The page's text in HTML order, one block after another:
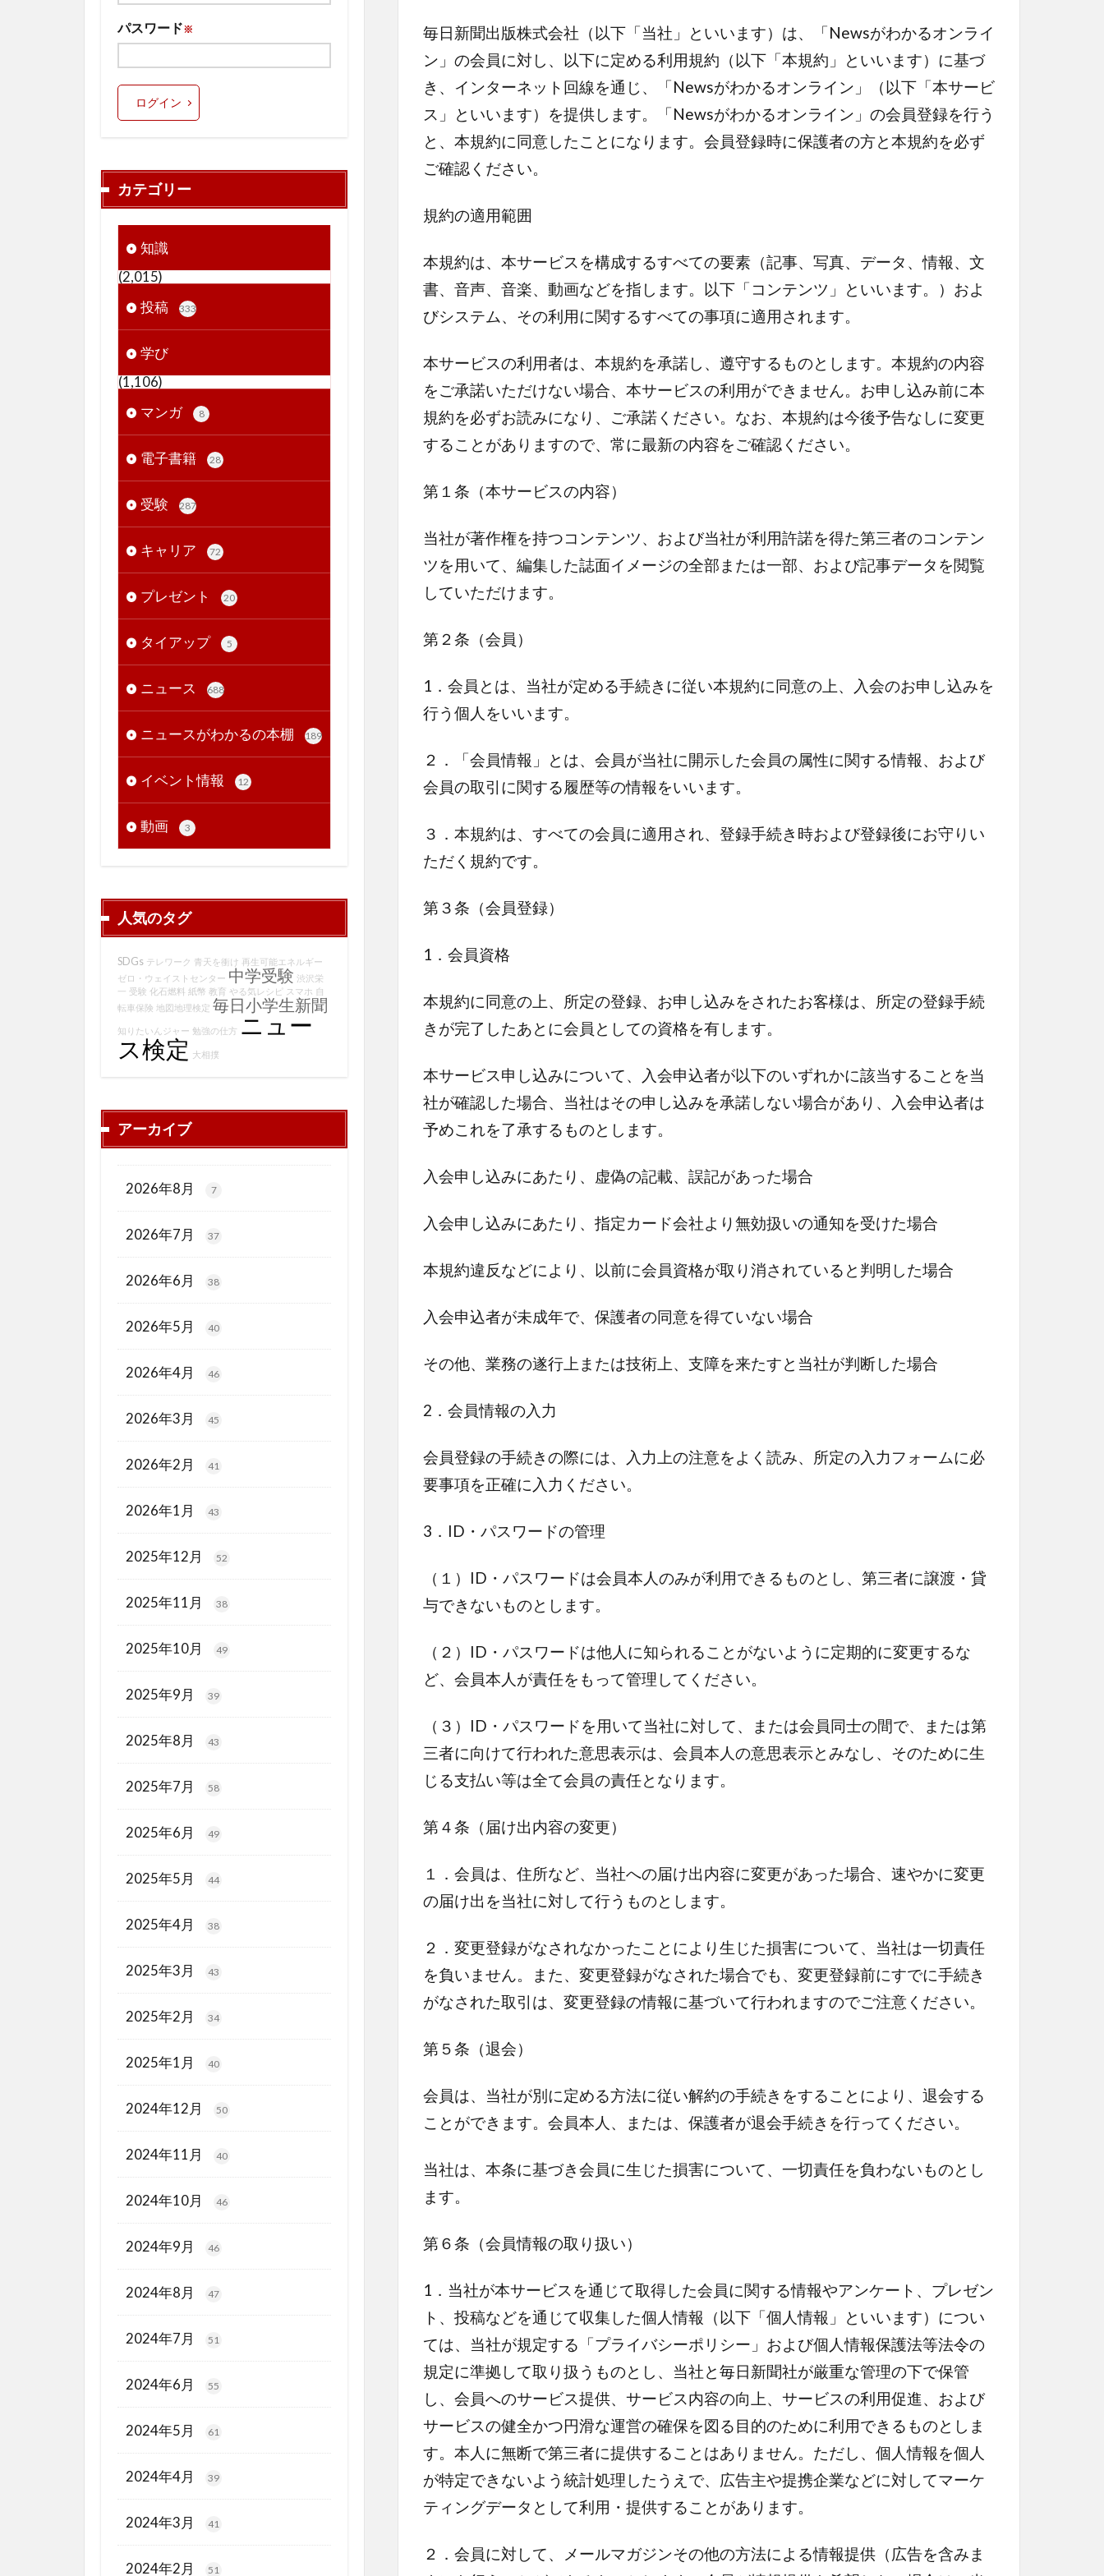
毎日新聞出版株式会社（以下「当社」といいます）は、「Newsがわかるオンライ
ン」の会員に対し、以下に定める利用規約（以下「本規約」といいます）に基づ
き、インターネット回線を通じ、「Newsがわかるオンライン」（以下「本サービ
ス」といいます）を提供します。「Newsがわかるオンライン」の会員登録を行う
と、本規約に同意したことになります。会員登録時に保護者の方と本規約を必ず
ご確認ください。
規約の適用範囲
本規約は、本サービスを構成するすべての要素（記事、写真、データ、情報、文
書、音声、音楽、動画などを指します。以下「コンテンツ」といいます。）およ
びシステム、その利用に関するすべての事項に適用されます。
本サービスの利用者は、本規約を承諾し、遵守するものとします。本規約の内容
をご承諾いただけない場合、本サービスの利用ができません。お申し込み前に本
規約を必ずお読みになり、ご承諾ください。なお、本規約は今後予告なしに変更
することがありますので、常に最新の内容をご確認ください。
第１条（本サービスの内容）
当社が著作権を持つコンテンツ、および当社が利用許諾を得た第三者のコンテン
ツを用いて、編集した誌面イメージの全部または一部、および記事データを閲覧
していただけます。
第２条（会員）
1．会員とは、当社が定める手続きに従い本規約に同意の上、入会のお申し込みを
行う個人をいいます。
２．「会員情報」とは、会員が当社に開示した会員の属性に関する情報、および
会員の取引に関する履歴等の情報をいいます。
３．本規約は、すべての会員に適用され、登録手続き時および登録後にお守りい
ただく規約です。
第３条（会員登録）
1．会員資格
本規約に同意の上、所定の登録、お申し込みをされたお客様は、所定の登録手続
きが完了したあとに会員としての資格を有します。
本サービス申し込みについて、入会申込者が以下のいずれかに該当することを当
社が確認した場合、当社はその申し込みを承諾しない場合があり、入会申込者は
予めこれを了承するものとします。
入会申し込みにあたり、虚偽の記載、誤記があった場合
入会申し込みにあたり、指定カード会社より無効扱いの通知を受けた場合
本規約違反などにより、以前に会員資格が取り消されていると判明した場合
入会申込者が未成年で、保護者の同意を得ていない場合
その他、業務の遂行上または技術上、支障を来たすと当社が判断した場合
2．会員情報の入力
会員登録の手続きの際には、入力上の注意をよく読み、所定の入力フォームに必
要事項を正確に入力ください。
3．ID・パスワードの管理
（１）ID・パスワードは会員本人のみが利用できるものとし、第三者に譲渡・貸
与できないものとします。
（２）ID・パスワードは他人に知られることがないように定期的に変更するな
ど、会員本人が責任をもって管理してください。
（３）ID・パスワードを用いて当社に対して、または会員同士の間で、または第
三者に向けて行われた意思表示は、会員本人の意思表示とみなし、そのために生
じる支払い等は全て会員の責任となります。
第４条（届け出内容の変更）
１．会員は、住所など、当社への届け出内容に変更があった場合、速やかに変更
の届け出を当社に対して行うものとします。
２．変更登録がなされなかったことにより生じた損害について、当社は一切責任
を負いません。また、変更登録がなされた場合でも、変更登録前にすでに手続き
がなされた取引は、変更登録の情報に基づいて行われますのでご注意ください。
第５条（退会）
会員は、当社が別に定める方法に従い解約の手続きをすることにより、退会する
ことができます。会員本人、または、保護者が退会手続きを行ってください。
当社は、本条に基づき会員に生じた損害について、一切責任を負わないものとし
ます。
第６条（会員情報の取り扱い）
1．当社が本サービスを通じて取得した会員に関する情報やアンケート、プレゼン
ト、投稿などを通じて収集した個人情報（以下「個人情報」といいます）につい
ては、当社が規定する「プライバシーポリシー」および個人情報保護法等法令の
規定に準拠して取り扱うものとし、当社と毎日新聞社が厳重な管理の下で保管
し、会員へのサービス提供、サービス内容の向上、サービスの利用促進、および
サービスの健全かつ円滑な運営の確保を図る目的のために利用できるものとしま
す。本人に無断で第三者に提供することはありません。ただし、個人情報を個人
が特定できないよう統計処理したうえで、広告主や提携企業などに対してマーケ
ティングデータとして利用・提供することがあります。
２．会員に対して、メールマガジンその他の方法による情報提供（広告を含みま
パスワード※
ログイン
カテゴリー
知識
(2,015)
投稿
333
学び
(1,106)
マンガ
8
電子書籍 28
受験 287
キャリア 72
プレゼント 20
タイアップ 5
ニュース 688
ニュースがわかるの本棚 189
イベント情報 12
動画 3
人気のタグ
SDGs テレワーク 青天を衝け 再生可能エネルギー
ゼロ・ウェイストセンター 中学受験 渋沢栄
一 受験 化石燃料 紙幣 教育 やる気レシピ スマホ 自
転車保険 地図地理検定 毎日小学生新聞
知りたいんジャー 勉強の仕方 ニュー
ス検定 大相撲
アーカイブ
2026年8月 7
2026年7月 37
2026年6月 38
2026年5月 40
2026年4月 46
2026年3月 45
2026年2月 41
2026年1月 43
2025年12月 52
2025年11月 38
2025年10月 49
2025年9月 39
2025年8月 43
2025年7月 58
2025年6月 49
2025年5月 44
2025年4月 38
2025年3月 43
2025年2月 34
2025年1月 40
2024年12月 50
2024年11月 40
2024年10月 46
2024年9月 46
2024年8月 47
2024年7月 51
2024年6月 55
2024年5月 61
2024年4月 39
2024年3月 41
2024年2月 51